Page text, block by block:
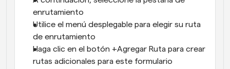
enrutamiento
Utilice el menú desplegable para elegir su ruta
de enrutamiento
Haga clic en el botón +Agregar Ruta para crear
rutas adicionales para este formulario